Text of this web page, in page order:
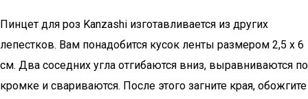
Пинцет для роз Kanzashi изготавливается из других
лепестков. Вам понадобится кусок ленты размером 2,5 x 6
см. Два соседних угла отгибаются вниз, выравниваются по
кромке и свариваются. После этого загните края, обожгите